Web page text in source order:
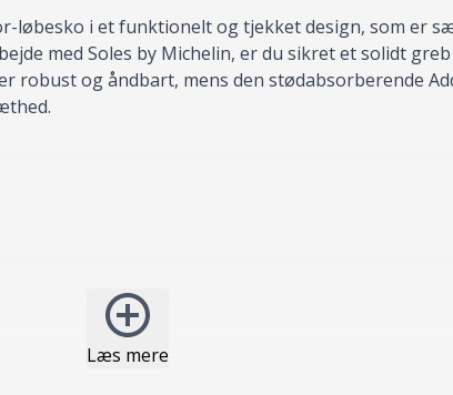
Læs mere
løbesko i et funktionelt og tjekket design, som er
med Soles by Michelin, er du sikret et solidt
robust og åndbart, mens den stødabsorberende